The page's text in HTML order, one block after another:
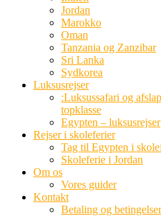
Jordan
Marokko
Oman
Tanzania og Zanzibar
Sri Lanka
Sydkorea
Luksusrejser
:Luksussafari og
topklasse
Egypten – luksusrejser
Rejser i skoleferier
Tag til Egypten i
Skoleferie i Jordan
Om os
Vores guider
Kontakt
Betaling og betingelser